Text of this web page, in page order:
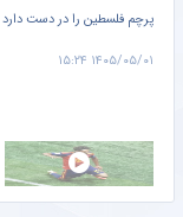
پرچم فلسطین را در دست
۱۴۰۵/۰۵/۰۱ ۱۵:۲۴